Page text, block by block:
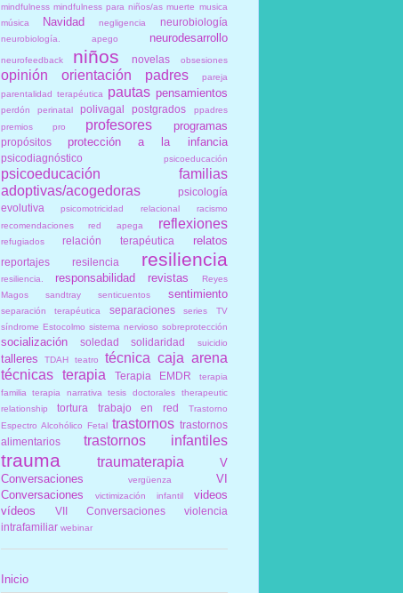
mindfulness mindfulness para niños/as muerte musica
música
Navidad negligencia neurobiología
neurobiología. apego neurodesarrollo
neurofeedback niños novelas obsesiones
opinión orientación padres
pareja
parentalidad terapéutica
pautas pensamientos
perdón perinatal polivagal postgrados
ppadres
premios
pro profesores programas
propósitos protección a la infancia
psicodiagnóstico psicoeducación
psicoeducación familias
adoptivas/acogedoras
psicología
evolutiva
psicomotricidad relacional
racismo
recomendaciones
red apega reflexiones
refugiados relación terapéutica relatos
reportajes resilencia resiliencia
resiliencia. responsabilidad revistas
Reyes
Magos
sandtray senticuentos sentimiento
separación terapéutica separaciones
series TV
síndrome Estocolmo sistema nervioso sobreprotección
socialización soledad solidaridad suicidio
talleres TDAH teatro
técnica caja arena
técnicas
terapia Terapia EMDR
terapia
familia
terapia narrativa tesis doctorales
therapeutic
relationship
tortura trabajo en red
Trastorno
Espectro Alcohólico Fetal trastornos trastornos
alimentarios
trastornos infantiles
trauma traumaterapia
V
Conversaciones
vergüenza
VI
Conversaciones
victimización infantil
videos
vídeos
VII Conversaciones
violencia
intrafamiliar webinar
Inicio